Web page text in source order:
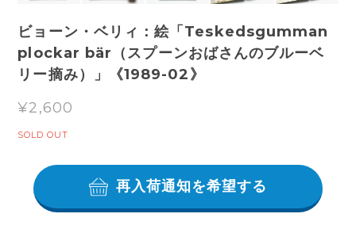
ビョーン・ベリィ：絵「Teskedsgumman
plockar bär（スプーンおばさんのブルーベ
リー摘み）」《1989-02》
¥2,600
SOLD OUT
再入荷通知を希望する